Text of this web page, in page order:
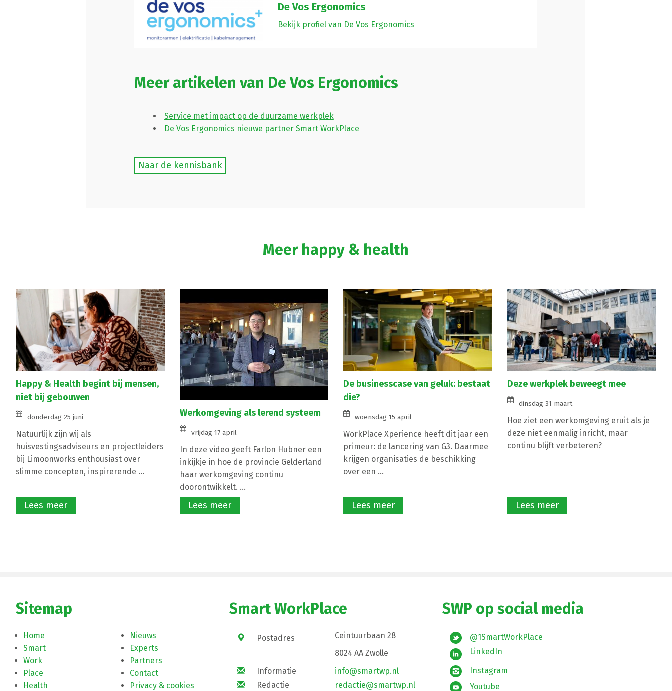
De Vos Ergonomics
Bekijk profiel van De Vos Ergonomics
Meer artikelen van De Vos Ergonomics
Service met impact op de duurzame werkplek
De Vos Ergonomics nieuwe partner Smart WorkPlace
Naar de kennisbank
Meer happy & health
Happy & Health begint bij mensen,
niet bij gebouwen
donderdag 25 juni
Natuurlijk zijn wij als
huisvestingsadviseurs en projectleiders
bij Limoonworks enthousiast over
slimme concepten, inspirerende ...
Lees meer
Werkomgeving als lerend systeem
vrijdag 17 april
In deze video geeft Farlon Hubner een
inkijkje in hoe de provincie Gelderland
haar werkomgeving continu
doorontwikkelt. ...
Lees meer
De businesscase van geluk: bestaat
die?
woensdag 15 april
WorkPlace Xperience heeft dit jaar een
primeur: de lancering van G3. Daarmee
krijgen organisaties de beschikking
over een ...
Lees meer
Deze werkplek beweegt mee
dinsdag 31 maart
Hoe ziet een werkomgeving eruit als je
deze niet eenmalig inricht, maar
continu blijft verbeteren?
Lees meer
Sitemap
Home
Smart
Work
Place
Health
Nieuws
Experts
Partners
Contact
Privacy & cookies
Smart WorkPlace
Postadres
Ceintuurbaan 28
8024 AA Zwolle
Informatie
info@smartwp.nl
Redactie
redactie@smartwp.nl
SWP op social media
@1SmartWorkPlace
LinkedIn
Instagram
Youtube